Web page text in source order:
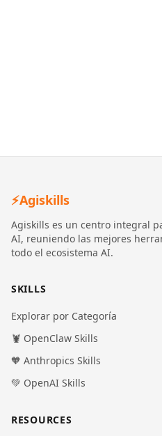
⚡Agiskills
Agiskills es un centro integral
AI, reuniendo las mejores
todo el ecosistema AI.
SKILLS
Explorar por Categoría
🦞 OpenClaw Skills
🧡 Anthropics Skills
💚 OpenAI Skills
RESOURCES